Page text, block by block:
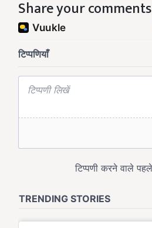
Share your comments